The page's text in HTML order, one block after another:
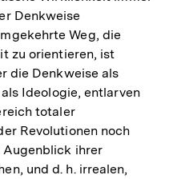
Denkweise
Weg, die
zu orientieren, ist
die Denkweise als
Ideologie, entlarven
totaler
Revolutionen noch
Augenblick ihrer
und d. h. irrealen,